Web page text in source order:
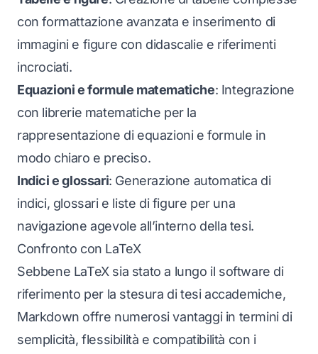
con formattazione avanzata e inserimento di
immagini e figure con didascalie e riferimenti
incrociati.
Equazioni e formule matematiche: Integrazione
con librerie matematiche per la
rappresentazione di equazioni e formule in
modo chiaro e preciso.
Indici e glossari: Generazione automatica di
indici, glossari e liste di figure per una
navigazione agevole all’interno della tesi.
Confronto con LaTeX
Sebbene LaTeX sia stato a lungo il software di
riferimento per la stesura di tesi accademiche,
Markdown offre numerosi vantaggi in termini di
semplicità, flessibilità e compatibilità con i